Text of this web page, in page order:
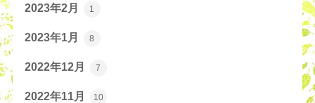
2023年2月 1
2023年1月 8
2022年12月 7
2022年11月 10